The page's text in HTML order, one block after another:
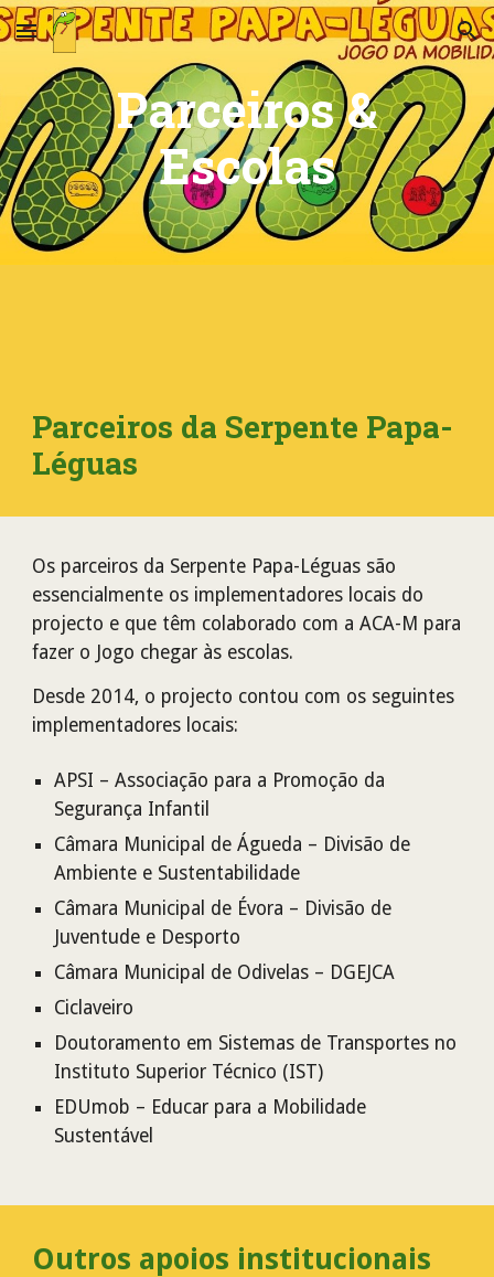
Skip to main content Skip to navigation
Parceiros &
Escolas
Parceiros da Serpente Papa-
Léguas
Os parceiros da Serpente Papa-Léguas são
essencialmente os implementadores locais do
projecto e que têm colaborado com a ACA-M para
fazer o Jogo chegar às escolas.
Desde 2014, o projecto contou com os seguintes
implementadores locais:
APSI – Associação para a Promoção da
Segurança Infantil
Câmara Municipal de Águeda – Divisão de
Ambiente e Sustentabilidade
Câmara Municipal de Évora – Divisão de
Juventude e Desporto
Câmara Municipal de Odivelas – DGEJCA
Ciclaveiro
Doutoramento em Sistemas de Transportes no
Instituto Superior Técnico (IST)
EDUmob – Educar para a Mobilidade
Sustentável
Outros apoios institucionais